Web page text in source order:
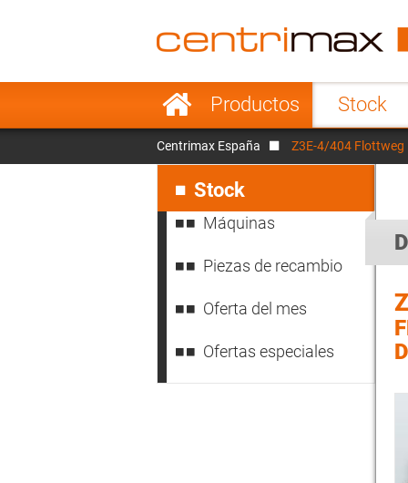
Saltar
navegaciónProductos Stock
France
Italy
Sweden
Denmark
Centrimax España
Z3E-4/404 Flottweg
navegación
Stock
Máquinas
Piezas de recambio
Oferta del mes
Ofertas especiales